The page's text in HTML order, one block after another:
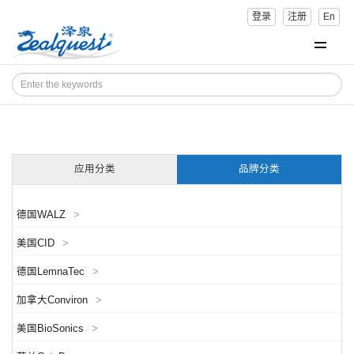
登录 注册 En
应用分类 品牌分类
德国WALZ >
美国CID >
德国LemnaTec >
加拿大Conviron >
美国BioSonics >